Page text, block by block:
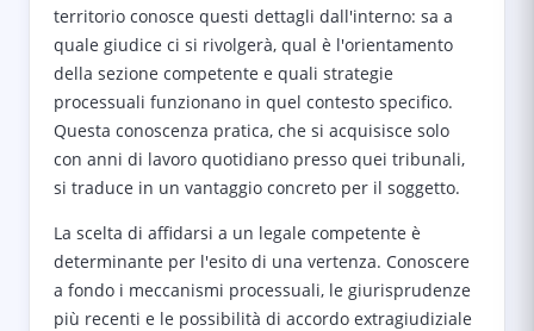
territorio conosce questi dettagli dall'interno: sa a
quale giudice ci si rivolgerà, qual è l'orientamento
della sezione competente e quali strategie
processuali funzionano in quel contesto specifico.
Questa conoscenza pratica, che si acquisisce solo
con anni di lavoro quotidiano presso quei tribunali,
si traduce in un vantaggio concreto per il soggetto.
La scelta di affidarsi a un legale competente è
determinante per l'esito di una vertenza. Conoscere
a fondo i meccanismi processuali, le giurisprudenze
più recenti e le possibilità di accordo extragiudiziale